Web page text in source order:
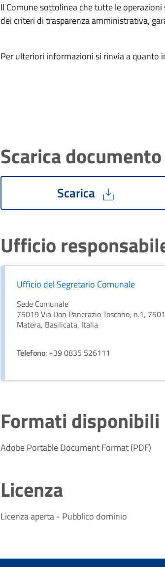
Il Comune sottolinea che tutte le
dei criteri di trasparenza amministrativa,
Per ulteriori informazioni si rinvia a quanto
Scarica documento
Scarica
Ufficio
Ufficio del Segretario Comunale
Sede Comunale
75019 Via Don Pancrazio Toscano, n.1,
Matera, Basilicata, Italia
Telefono: +39 0835 526111
Formati disponibili
Adobe Portable Document Format (PDF)
Licenza
Licenza aperta - Pubblico dominio